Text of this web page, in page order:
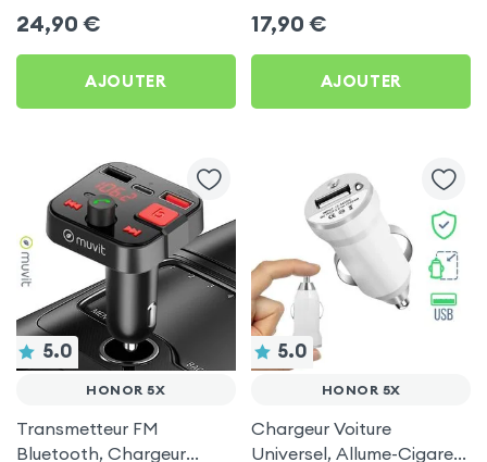
24,90 €
AJOUTER
17,90 €
AJOUTER
5.0
HONOR 5X
Transmetteur FM
Bluetooth, Chargeur
5.0
HONOR 5X
Chargeur Voiture
Universel, Allume-Cigare